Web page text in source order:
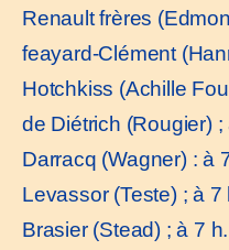
Renault frères
feayard-Clément
Hotchkiss (Achille
de Diétrich (Rougier)
Darracq (Wagner) : à
Levassor (Teste) ; à
Brasier (Stead) ; à 7